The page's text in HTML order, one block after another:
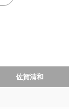
佐賀清和